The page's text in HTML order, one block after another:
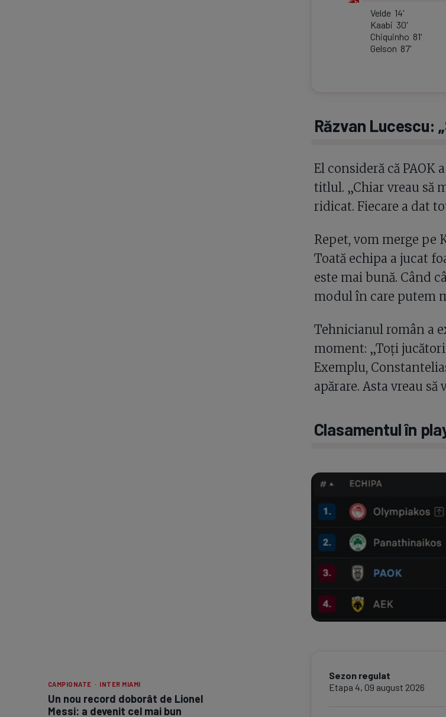
CAMPIONATE · INTER MIAMI
Un nou record doborât de Lionel
Messi: a devenit cel mai bun
Velde 14'
Kaabi 30'
Chiquinho 81'
Gelson 87'
Răzvan Lucescu:
El consideră că
titlul. „Chiar vreau să
ridicat. Fiecare a dat
Repet, vom merge pe
Toată echipa a jucat
este mai bună. Când
modul în care putem
Tehnicianul român a
moment: „Toți
Exemplu,
apărare. Asta vreau
Clasamentul în
Sezon regulat
Etapa 4, 09 august 2026